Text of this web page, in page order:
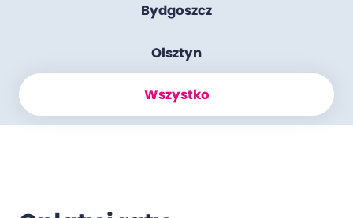
Bydgoszcz
Olsztyn
Wszystko